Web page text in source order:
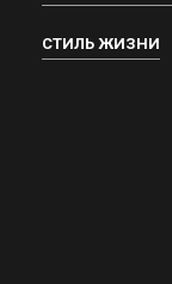
СТИЛЬ ЖИЗНИ